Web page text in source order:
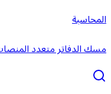
المحاسبة
مسك الدفاتر متعدد